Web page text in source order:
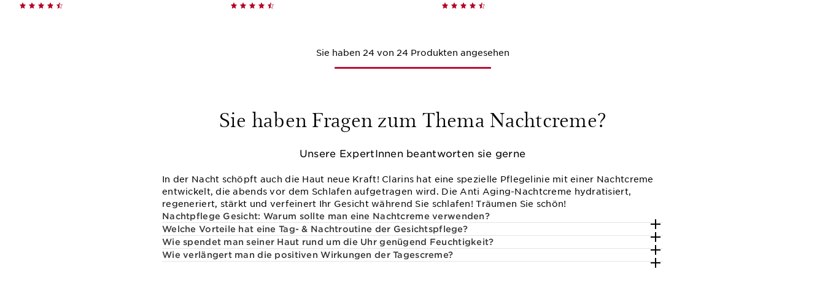
Sie haben 24 von 24 Produkten angesehen
Sie haben Fragen zum Thema Nachtcreme?
Unsere ExpertInnen beantworten sie gerne
In der Nacht schöpft auch die Haut neue Kraft! Clarins hat eine spezielle Pflegelinie mit einer Nachtcreme
entwickelt, die abends vor dem Schlafen aufgetragen wird. Die Anti Aging-Nachtcreme hydratisiert,
regeneriert, stärkt und verfeinert Ihr Gesicht während Sie schlafen! Träumen Sie schön!
Nachtpflege Gesicht: Warum sollte man eine Nachtcreme verwenden?
Welche Vorteile hat eine Tag- & Nachtroutine der Gesichtspflege?
Wie spendet man seiner Haut rund um die Uhr genügend Feuchtigkeit?
Wie verlängert man die positiven Wirkungen der Tagescreme?